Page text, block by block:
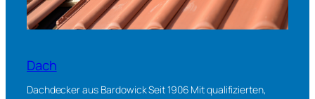
Dach
Dachdecker aus Bardowick Seit 1906 Mit qualifizierten,